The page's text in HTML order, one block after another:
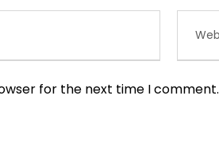
for the next time I comment.